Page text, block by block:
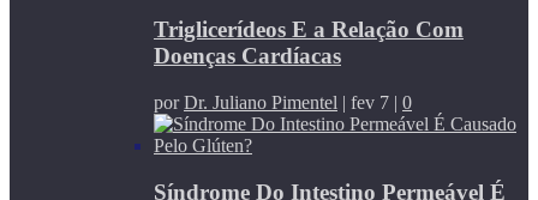
Triglicerídeos E a Relação Com
Doenças Cardíacas
porDr. Juliano Pimentel | fev 7 | 0
Síndrome Do Intestino Permeável É